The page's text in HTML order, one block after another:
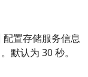
配置存储服务信息
默认为 30 秒。